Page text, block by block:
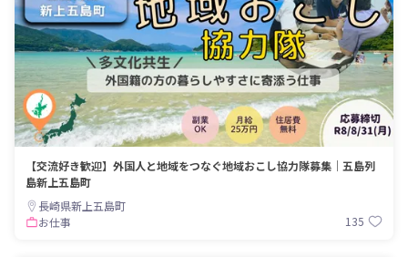
【交流好き歓迎】外国人と地域をつなぐ地域おこし協力隊募集｜五島列
島新上五島町
長崎県新上五島町
お仕事
135